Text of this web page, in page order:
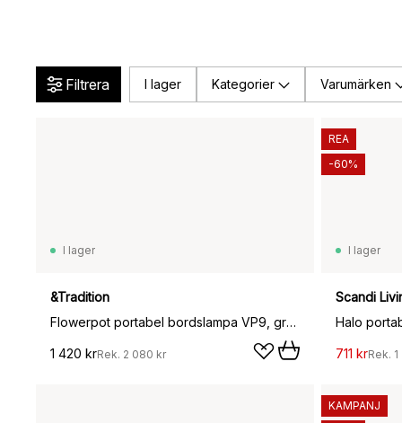
Filtrera I lager Kategorier Varumärken
I lager
&Tradition
Flowerpot portabel bordslampa VP9, grå-beige
1 420 krRek. 2 080 kr
I lager
Scandi
Halo
711 krRek.
REA
-60%
KAMPANJ